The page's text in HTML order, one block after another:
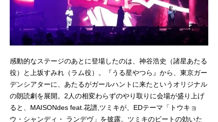
感動的なステージのあとに登場したのは、神谷浩史（諸星あたる
役）と上坂すみれ（ラム役）。『うる星やつら』から、東京ガー
デンシアターに、あたるがガールハントに来たというオリジナル
の朗読劇を展開。2人の相変わらずのやり取りに会場が盛り上げ
ると、MAISONdes feat.花譜,ツミキが、EDテーマ「トウキョ
ウ・シャンディ・ ランデヴ」を披露。ツミキのビートの効いた